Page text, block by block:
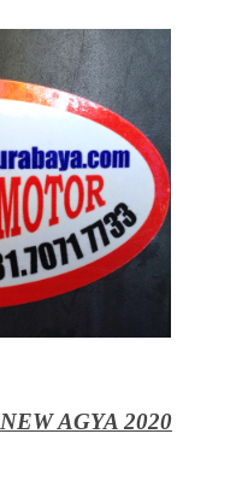
NEW AGYA 2020